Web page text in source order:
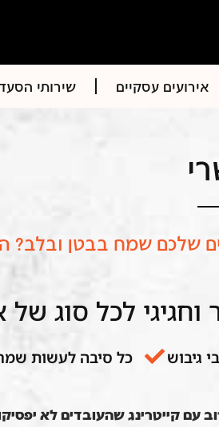
אירועים עסקיים שירותי
שלכם שמח בבטן
לכל סוג של
גיבוש כל סיבה לעשות
עם קייטרינג שהעובדים לא